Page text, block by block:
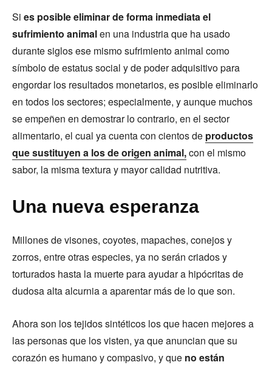
Si es posible eliminar de forma inmediata el
sufrimiento animalen una industria que ha usado
durante siglos ese mismo sufrimiento animal como
símbolo de estatus social y de poder adquisitivo para
engordar los resultados monetarios, es posible eliminarlo
en todos los sectores; especialmente, y aunque muchos
se empeñen en demostrar lo contrario, en el sector
alimentario, el cual ya cuenta con cientos de productos
que sustituyen a los de origen animal,con el mismo
sabor, la misma textura y mayor calidad nutritiva.
Una nueva esperanza
Millones de visones, coyotes, mapaches, conejos y
zorros, entre otras especies, ya no serán criados y
torturados hasta la muerte para ayudar a hipócritas de
dudosa alta alcurnia a aparentar más de lo que son.
Ahora son los tejidos sintéticos los que hacen mejores a
las personas que los visten, ya que anuncian que su
corazón es humano y compasivo, y que no están